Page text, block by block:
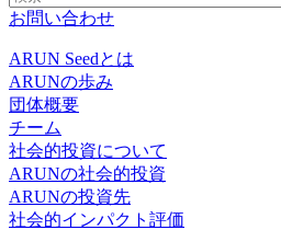
お問い合わせ
ARUN Seedとは
ARUNの歩み
団体概要
チーム
社会的投資について
ARUNの社会的投資
ARUNの投資先
社会的インパクト評価